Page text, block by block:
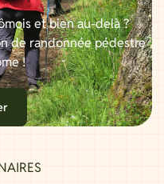
et bien au-delà ?
de randonnée pédestre
!